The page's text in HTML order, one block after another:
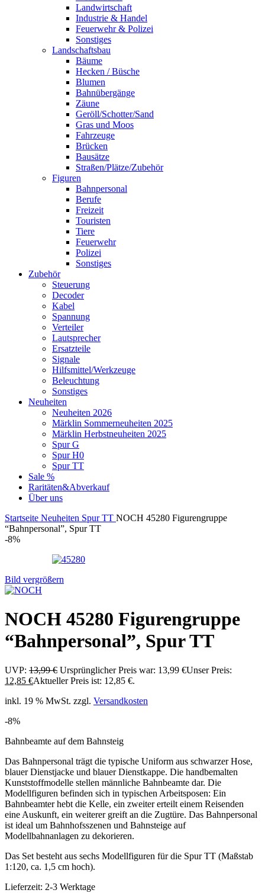
Landwirtschaft
Industrie & Handel
Feuerwehr & Polizei
Sonstiges
Landschaftsbau
Bäume
Hecken / Büsche
Blumen
Bahnübergänge
Zäune
Geröll/Schotter/Sand
Gras und Moos
Fahrzeuge
Brücken
Bausätze
Straßen/Plätze/Zubehör
Figuren
Bahnpersonal
Berufe
Freizeit
Touristen
Tiere
Feuerwehr
Polizei
Sonstiges
Zubehör
Steuerung
Decoder
Kabel
Spannung
Verteiler
Lautsprecher
Ersatzteile
Signale
Hilfsmittel/Werkzeuge
Beleuchtung
Sonstiges
Neuheiten
Neuheiten 2026
Märklin Sommerneuheiten 2025
Märklin Herbstneuheiten 2025
Spur G
Spur H0
Spur TT
Sale %
Raritäten&Abverkauf
Über uns
Startseite Neuheiten Spur TT NOCH 45280 Figurengruppe
“Bahnpersonal”, Spur TT
-8%
Bild vergrößern
NOCH 45280 Figurengruppe
“Bahnpersonal”, Spur TT
UVP: 13,99€ Ursprünglicher Preis war: 13,99 €Unser Preis:
12,85 €Aktueller Preis ist: 12,85 €.
inkl. 19 % MwSt. zzgl. Versandkosten
-8%
Bahnbeamte auf dem Bahnsteig
Das Bahnpersonal trägt die typische Uniform aus schwarzer Hose,
blauer Dienstjacke und blauer Dienstkappe. Die handbemalten
Kunststoffmodelle stellen männliche Bahnbeamte dar. Die
Modellfiguren befinden sich in typischen Arbeitsposen: Ein
Bahnbeamter hebt die Kelle, ein zweiter erteilt einem Reisenden
eine Auskunft, ein weiterer greift an die Zugtüre. Das Bahnpersonal
ist ideal um Bahnhofsszenen und Bahnsteige auf
Modellbahnanlagen zu dekorieren.
Das Set besteht aus sechs Modellfiguren für die Spur TT (Maßstab
1:120, ca. 1,5 cm hoch).
Lieferzeit: 2-3 Werktage